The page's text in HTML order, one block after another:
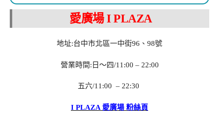
愛廣場 I PLAZA
地址:台中市北區一中街96、98號
營業時間:日～四/11:00 – 22:00
五六/11:00 – 22:30
I PLAZA 愛廣場 粉絲頁